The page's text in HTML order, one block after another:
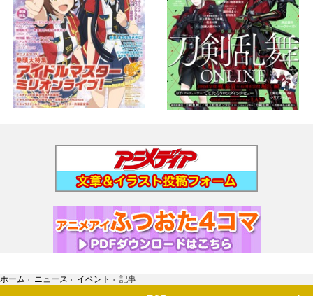
ホーム › ニュース › イベント › 記事